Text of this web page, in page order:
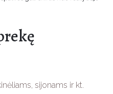
sijonams ir kt.